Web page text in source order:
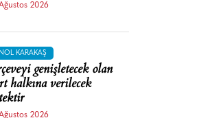
2026
KARAKAŞ
genişletecek olan
halkına verilecek
2026